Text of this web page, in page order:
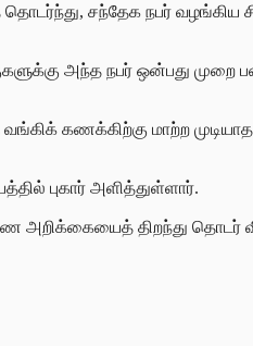
தொடர்ந்து, சந்தேக நபர்
அந்த நபர் ஒன்பது முறை
கணக்கிற்கு மாற்ற
புகார் அளித்துள்ளார்.
அறிக்கையைத் திறந்து